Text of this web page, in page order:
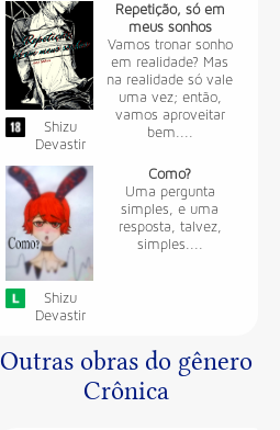
Shizu
Devastir
Repetição, só em
meus sonhos
Vamos tronar sonho
em realidade? Mas
na realidade só vale
uma vez; então,
vamos aproveitar
bem....
Shizu
Devastir
Como?
Uma pergunta
simples, e uma
resposta, talvez,
simples....
Outras obras do gênero
Crônica